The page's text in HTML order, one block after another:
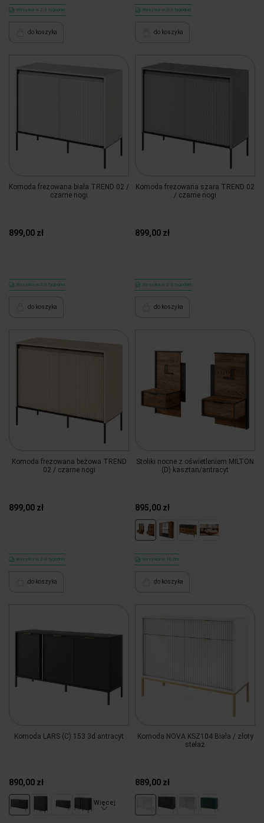
Wysyłka w 2-3 tygodnie
do koszyka
Wysyłka w 2-3 tygodnie
do koszyka
Komoda frezowana biała TREND 02 /
czarne nogi
899,00 zł
Wysyłka w 2-3 tygodnie
do koszyka
Komoda frezowana szara TREND 02
/ czarne nogi
899,00 zł
Wysyłka w 2-3 tygodnie
do koszyka
Komoda frezowana beżowa TREND
02 / czarne nogi
899,00 zł
Wysyłka w 2-3 tygodnie
do koszyka
Stoliki nocne z oświetleniem MILTON
(D) kasztan/antracyt
895,00 zł
Wysyłka w 10 dni
do koszyka
Komoda LARS (C) 153 3d antracyt
890,00 zł
Więcej
Komoda NOVA KSZ104 Biała / złoty
stelaż
889,00 zł